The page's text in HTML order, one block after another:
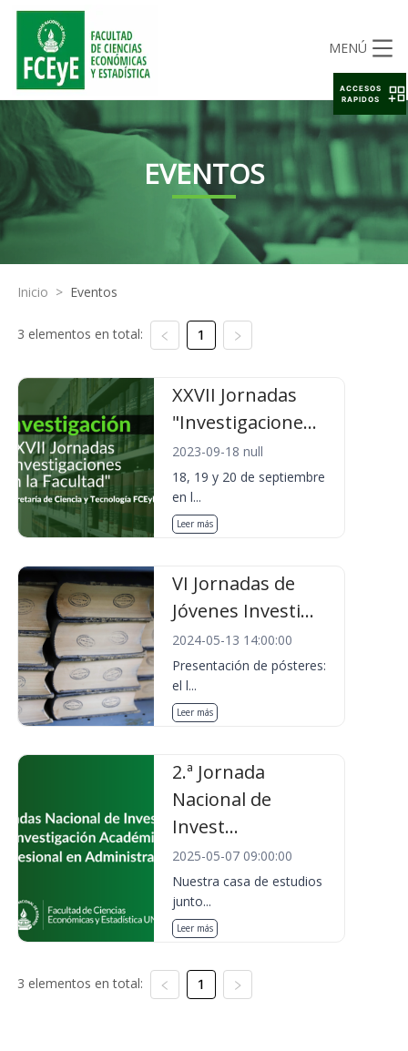
MENÚ
EVENTOS
Inicio > Eventos
3 elementos en total: 1
XXVII Jornadas
"Investigacione...
2023-09-18 null
18, 19 y 20 de septiembre
en l...
Leer más
VI Jornadas de
Jóvenes Investi...
2024-05-13 14:00:00
Presentación de pósteres:
el l...
Leer más
2.ª Jornada
Nacional de
Invest...
2025-05-07 09:00:00
Nuestra casa de estudios
junto...
Leer más
3 elementos en total: 1
ACCESOS
RAPIDOS